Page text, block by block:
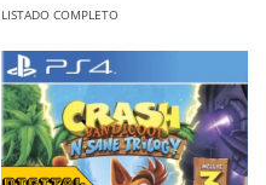
LISTADO COMPLETO